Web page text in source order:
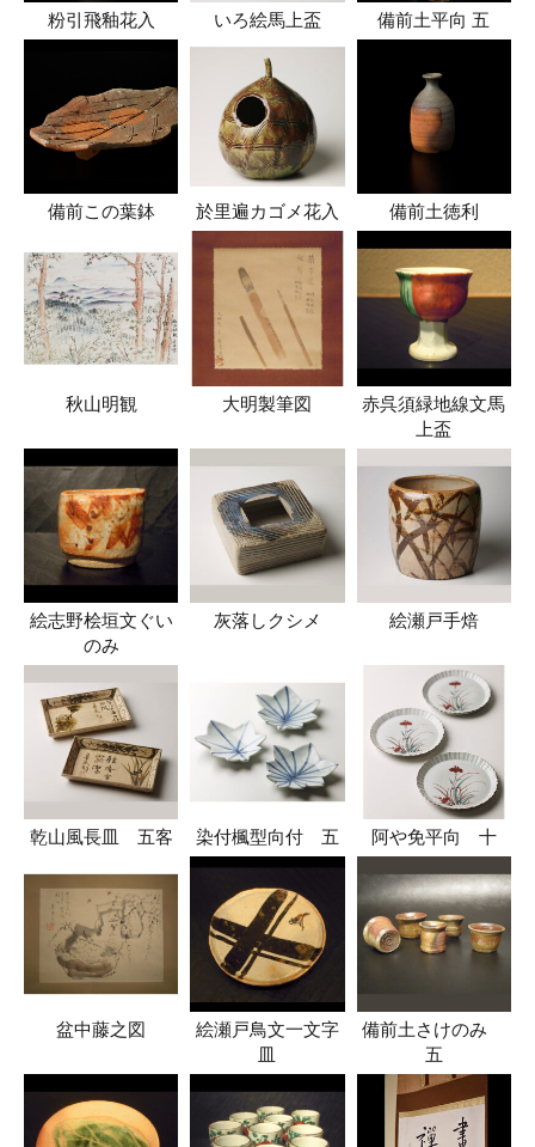
粉引飛釉花入 いろ絵馬上盃 備前土平向 五
備前この葉鉢 於里遍カゴメ花入 備前土徳利
秋山明観 大明製筆図
赤呉須緑地線文馬
上盃
絵志野桧垣文ぐい
のみ
灰落しクシメ 絵瀬戸手焙
乾山風長皿 五客 染付楓型向付 五 阿や免平向 十
盆中藤之図
絵瀬戸鳥文一文字
皿
備前土さけのみ
五